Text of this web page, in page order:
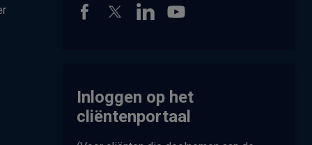
Inloggen op het
cliëntenportaal